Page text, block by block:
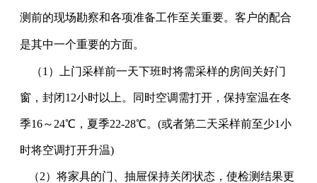
测前的现场勘察和各项准备工作至关重要。客户的配合
是其中一个重要的方面。
（1）上门采样前一天下班时将需采样的房间关好门
窗，封闭12小时以上。同时空调需打开，保持室温在冬
季16～24℃，夏季22-28℃。(或者第二天采样前至少1小
时将空调打开升温)
（2）将家具的门、抽屉保持关闭状态，使检测结果更